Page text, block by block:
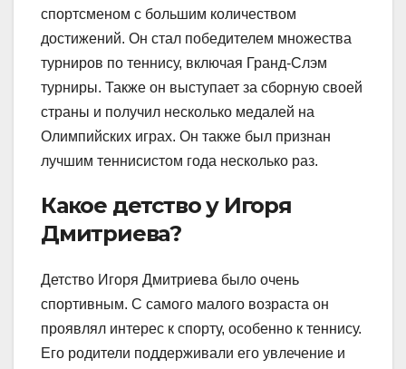
спортсменом с большим количеством
достижений. Он стал победителем множества
турниров по теннису, включая Гранд-Слэм
турниры. Также он выступает за сборную своей
страны и получил несколько медалей на
Олимпийских играх. Он также был признан
лучшим теннисистом года несколько раз.
Какое детство у Игоря
Дмитриева?
Детство Игоря Дмитриева было очень
спортивным. С самого малого возраста он
проявлял интерес к спорту, особенно к теннису.
Его родители поддерживали его увлечение и